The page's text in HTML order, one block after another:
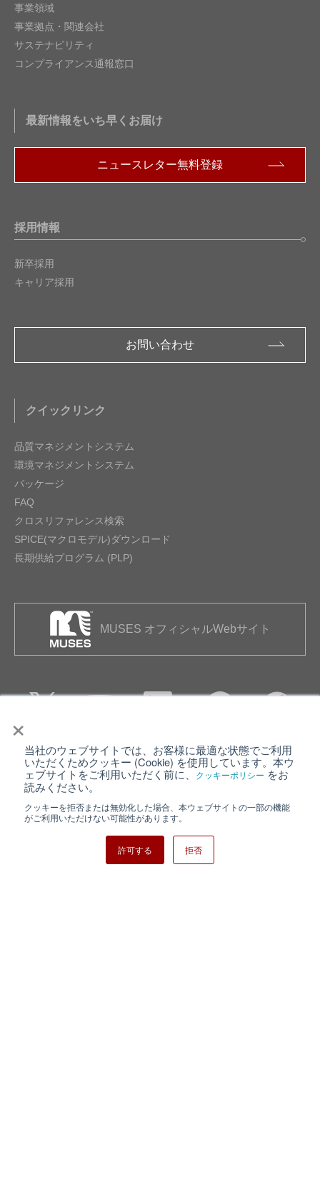
×
当社のウェブサイトでは、お客様に最適な状態でご利用
いただくためクッキー (Cookie) を使用しています。本ウ
ェブサイトをご利用いただく前に、
クッキーポリシー をお
読みください。
クッキーを拒否または無効化した場合、本ウェブサイトの一部の機能
がご利用いただけない可能性があります。
許可する 拒否
事業領域
事業拠点・関連会社
サステナビリティ
コンプライアンス通報窓口
最新情報をいち早くお届け
ニュースレター無料登録
採用情報
新卒採用
キャリア採用
お問い合わせ
クイックリンク
品質マネジメントシステム
環境マネジメントシステム
パッケージ
FAQ
クロスリファレンス検索
SPICE(マクロモデル)ダウンロード
長期供給プログラム (PLP)
MUSES オフィシャルWebサイト
個人情報保護について ウェブサイト利用規約
クッキーポリシー
日清紡ホールディングス
Copyright ⓒ Nisshinbo Micro Devices Inc. All Rights Reserved.